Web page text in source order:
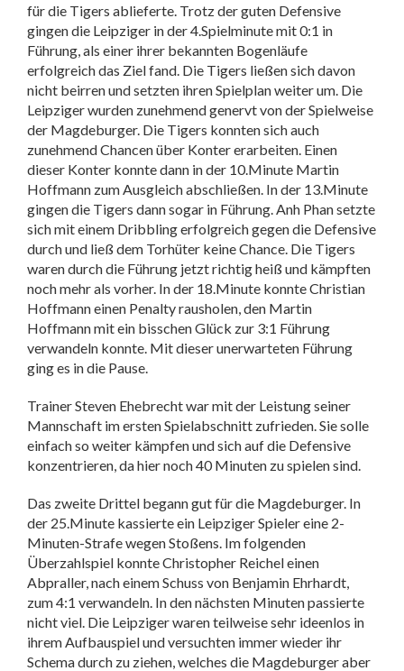
für die Tigers ablieferte. Trotz der guten Defensive
gingen die Leipziger in der 4.Spielminute mit 0:1 in
Führung, als einer ihrer bekannten Bogenläufe
erfolgreich das Ziel fand. Die Tigers ließen sich davon
nicht beirren und setzten ihren Spielplan weiter um. Die
Leipziger wurden zunehmend genervt von der Spielweise
der Magdeburger. Die Tigers konnten sich auch
zunehmend Chancen über Konter erarbeiten. Einen
dieser Konter konnte dann in der 10.Minute Martin
Hoffmann zum Ausgleich abschließen. In der 13.Minute
gingen die Tigers dann sogar in Führung. Anh Phan setzte
sich mit einem Dribbling erfolgreich gegen die Defensive
durch und ließ dem Torhüter keine Chance. Die Tigers
waren durch die Führung jetzt richtig heiß und kämpften
noch mehr als vorher. In der 18.Minute konnte Christian
Hoffmann einen Penalty rausholen, den Martin
Hoffmann mit ein bisschen Glück zur 3:1 Führung
verwandeln konnte. Mit dieser unerwarteten Führung
ging es in die Pause.
Trainer Steven Ehebrecht war mit der Leistung seiner
Mannschaft im ersten Spielabschnitt zufrieden. Sie solle
einfach so weiter kämpfen und sich auf die Defensive
konzentrieren, da hier noch 40 Minuten zu spielen sind.
Das zweite Drittel begann gut für die Magdeburger. In
der 25.Minute kassierte ein Leipziger Spieler eine 2-
Minuten-Strafe wegen Stoßens. Im folgenden
Überzahlspiel konnte Christopher Reichel einen
Abpraller, nach einem Schuss von Benjamin Ehrhardt,
zum 4:1 verwandeln. In den nächsten Minuten passierte
nicht viel. Die Leipziger waren teilweise sehr ideenlos in
ihrem Aufbauspiel und versuchten immer wieder ihr
Schema durch zu ziehen, welches die Magdeburger aber